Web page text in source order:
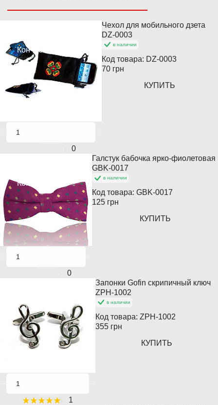
Кончается
0
Чехол для мобильного дзета
DZ-0003
в наличии
Код товара: DZ-0003
70 грн
КУПИТЬ
Кончается
0
Галстук бабочка ярко-фиолетовая
GBK-0017
в наличии
Код товара:GBK-0017
125 грн
КУПИТЬ
Кончается
1
Запонки Gofin скрипичный ключ
ZPH-1002
в наличии
Код товара: ZPH-1002
355 грн
КУПИТЬ